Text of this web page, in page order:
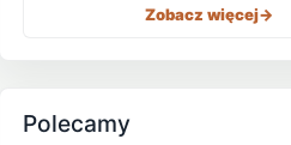
Zobacz więcej->
Polecamy